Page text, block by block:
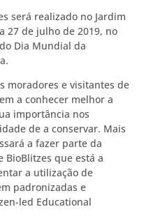
será realizado no Jardim
27 de julho de 2019, no
Dia Mundial da
moradores e visitantes de
a conhecer melhor a
importância nos
de a conservar. Mais
a fazer parte da
que está a
a utilização de
padronizadas e
led Educational